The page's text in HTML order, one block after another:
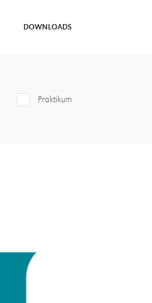
DOWNLOADS
Praktikum